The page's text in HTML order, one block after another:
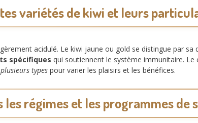
variétés de kiwi et leurs
acidulé. Le kiwi jaune ou gold se distingue par
spécifiques qui soutiennent le système immunitaire. Le
types pour varier les plaisirs et les bénéfices.
les régimes et les programmes de